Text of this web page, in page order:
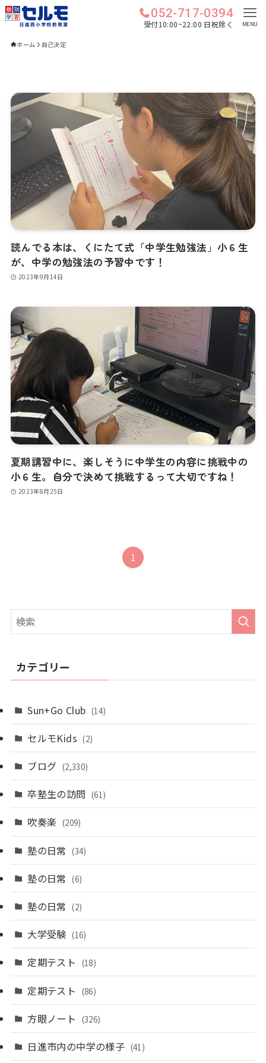
052-717-0394
受付10:00~22:00 日祝除く MENU
ホーム 自己決定
読んでる本は、くにたて式「中学生勉強法」小６生
が、中学の勉強法の予習中です！
2023年9月14日
夏期講習中に、楽しそうに中学生の内容に挑戦中の
小６生。自分で決めて挑戦するって大切ですね！
2023年8月25日
1
カテゴリー
Sun+Go Club (14)
セルモKids (2)
ブログ (2,330)
卒塾生の訪問 (61)
吹奏楽 (209)
塾の日常 (34)
塾の日常 (6)
塾の日常 (2)
大学受験 (16)
定期テスト (18)
定期テスト (86)
方眼ノート (326)
日進市内の中学の様子 (41)